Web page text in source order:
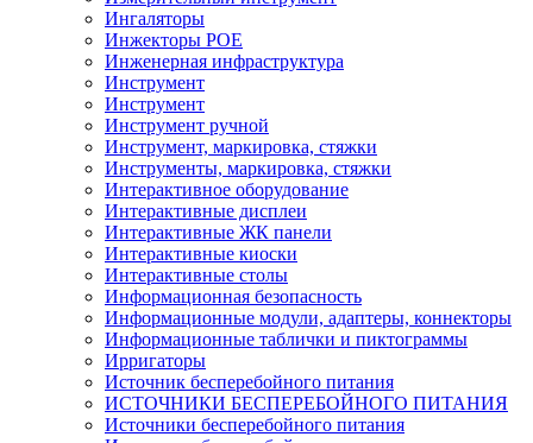
Ингаляторы
Инжекторы POE
Инженерная инфраструктура
Инструмент
Инструмент
Инструмент ручной
Инструмент, маркировка, стяжки
Инструменты, маркировка, стяжки
Интерактивное оборудование
Интерактивные дисплеи
Интерактивные ЖК панели
Интерактивные киоски
Интерактивные столы
Информационная безопасность
Информационные модули, адаптеры, коннекторы
Информационные таблички и пиктограммы
Ирригаторы
Источник бесперебойного питания
ИСТОЧНИКИ БЕСПЕРЕБОЙНОГО ПИТАНИЯ
Источники бесперебойного питания